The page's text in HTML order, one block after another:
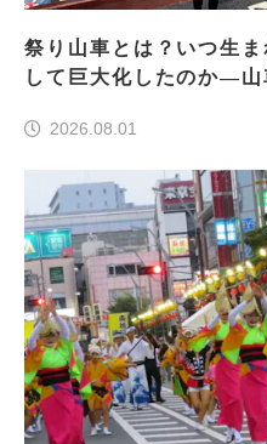
祭り山車とは？いつ生
して巨大化したのか―
2026.08.01